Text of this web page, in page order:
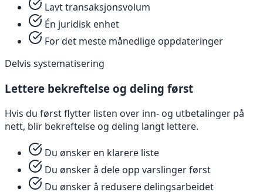
Lavt transaksjonsvolum
Én juridisk enhet
For det meste månedlige oppdateringer
Delvis systematisering
Lettere bekreftelse og deling først
Hvis du først flytter listen over inn- og utbetalinger på
nett, blir bekreftelse og deling langt lettere.
Du ønsker en klarere liste
Du ønsker å dele opp varslinger først
Du ønsker å redusere delingsarbeidet